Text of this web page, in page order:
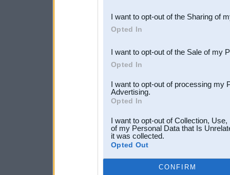
Downstream Participants
third parties.
I want to opt-out of the Sharing of
Opted In
I want to opt-out of the Sale of my
Opted In
I want to opt-out of processing my
Advertising.
Opted In
I want to opt-out of Collection,
of my Personal Data that Is
it was collected.
Opted Out
CONFIRM